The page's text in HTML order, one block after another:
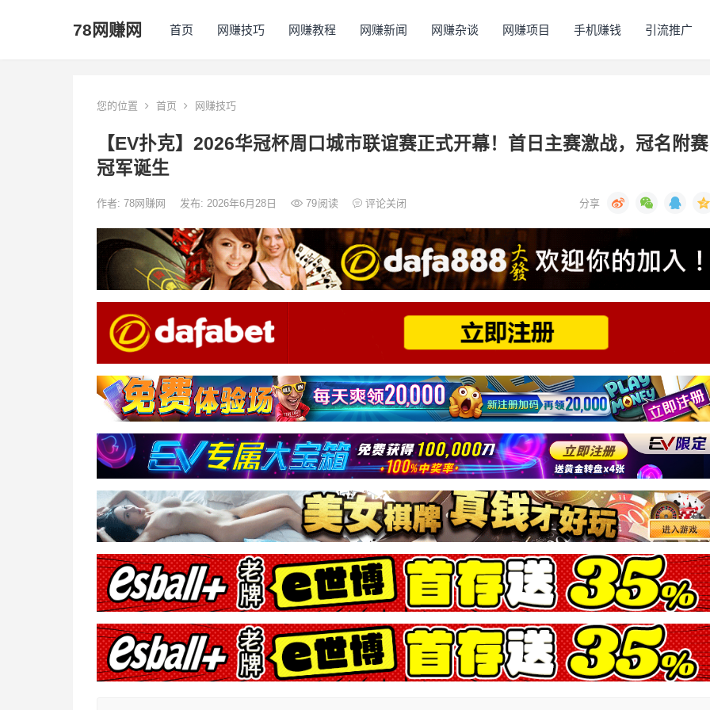
78网赚网 首页 网赚技巧 网赚教程 网赚新闻 网赚杂谈 网赚项目 手机赚钱 引流推广
您的位置 首页 网赚技巧
【EV扑克】2026华冠杯周口城市联谊赛正式开幕！首日主赛激战，冠名附赛
冠军诞生
作者: 78网赚网 发布: 2026年6月28日 79阅读 评论关闭